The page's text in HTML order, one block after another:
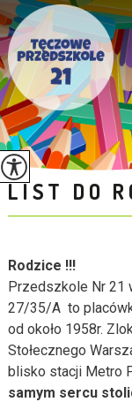
LIST DO
Rodzice !!!
Przedszkole Nr 21
27/35/A to
od około 1958r.
Stołecznego
blisko stacji Metro
samym sercu